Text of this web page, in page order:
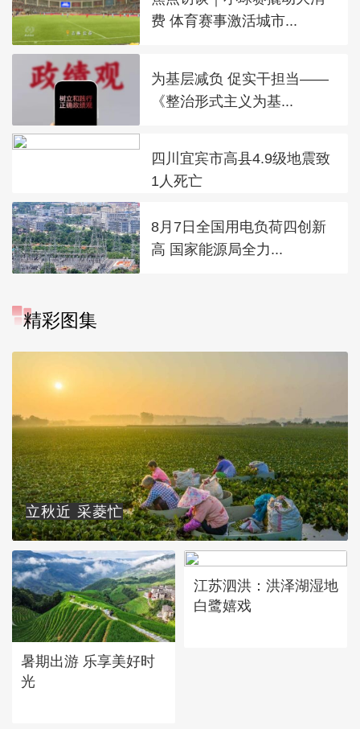
费 体育赛事激活城市...
为基层减负 促实干担当——
《整治形式主义为基...
四川宜宾市高县4.9级地震致
1人死亡
8月7日全国用电负荷四创新
高 国家能源局全力...
精彩图集
立秋近 采菱忙
暑期出游 乐享美好时
光
江苏泗洪：洪泽湖湿地
白鹭嬉戏